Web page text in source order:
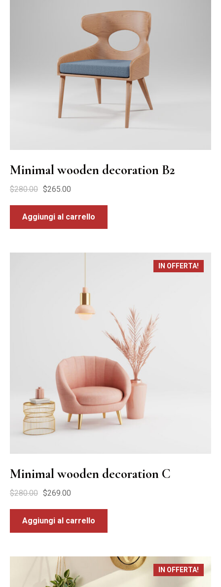
Minimal wooden decoration B2
$280.00 $265.00
Aggiungi al carrello
IN OFFERTA!
Minimal wooden decoration C
$280.00 $269.00
Aggiungi al carrello
IN OFFERTA!